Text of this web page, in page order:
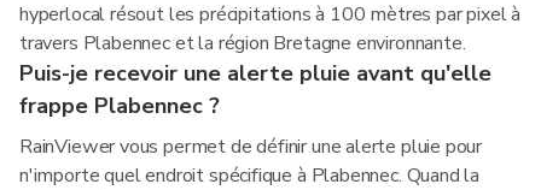
hyperlocal résout les précipitations à 100 mètres par pixel à
travers Plabennec et la région Bretagne environnante.
Puis-je recevoir une alerte pluie avant qu'elle
frappe Plabennec ?
RainViewer vous permet de définir une alerte pluie pour
n'importe quel endroit spécifique à Plabennec. Quand la